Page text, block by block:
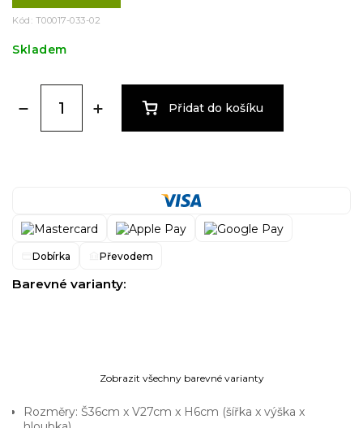
Kód: T00017-033-02
Skladem
Přidat do košíku
Dobírka Převodem
Barevné varianty:
Zobrazit všechny barevné varianty
Rozměry: Š36cm x V27cm x H6cm (šířka x výška x